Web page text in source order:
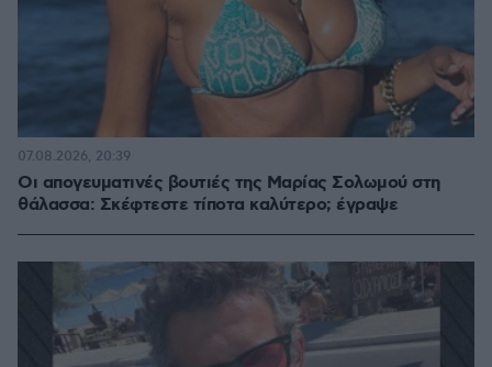
Οι απογευματινές βουτιές της Μαρίας Σολωμού στη
θάλασσα: Σκέφτεστε τίποτα καλύτερο; έγραψε
07.08.2026, 20:39